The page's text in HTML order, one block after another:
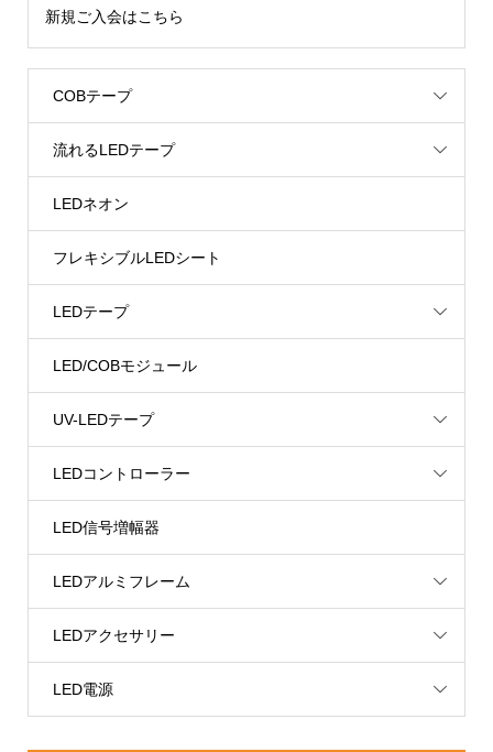
新規ご入会はこちら
COBテープ
流れるLEDテープ
LEDネオン
フレキシブルLEDシート
LEDテープ
LED/COBモジュール
UV-LEDテープ
LEDコントローラー
LED信号増幅器
LEDアルミフレーム
LEDアクセサリー
LED電源